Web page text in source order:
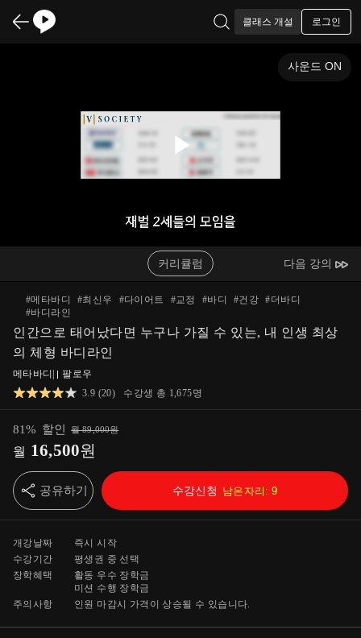
클래스 개설 로그인
Play
Video
사운드 ON
커리큘럼 다음 강의
#메타바디 #최신우 #다이어트 #교정 #바디 #건강 #더바디
#바디라인
인간으로 태어났다면 누구나 가질 수 있는, 내 인생 최상
의 체형 바디라인
메타바디
팔로우
3.9 (20) 수강생 총 1,675명
81% 할인 월89,000원
월 16,500원
공유하기 수강신청 남은자리: 9
개강날짜
즉시 시작
수강기간
평생 권 중 선택
장학혜택
활동 우수 장학금
미션 수행 장학금
주의사항
인원 마감시 가격이 상승될 수 있습니다.